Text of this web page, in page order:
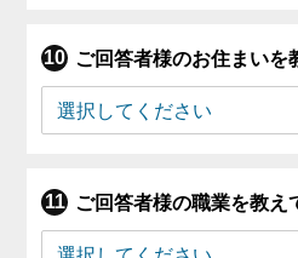
ご回答者様のお住まいを
ご回答者様の職業を教え